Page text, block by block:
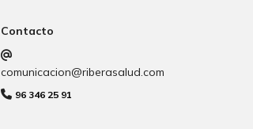
Contacto
comunicacion@riberasalud.com
96 346 25 91